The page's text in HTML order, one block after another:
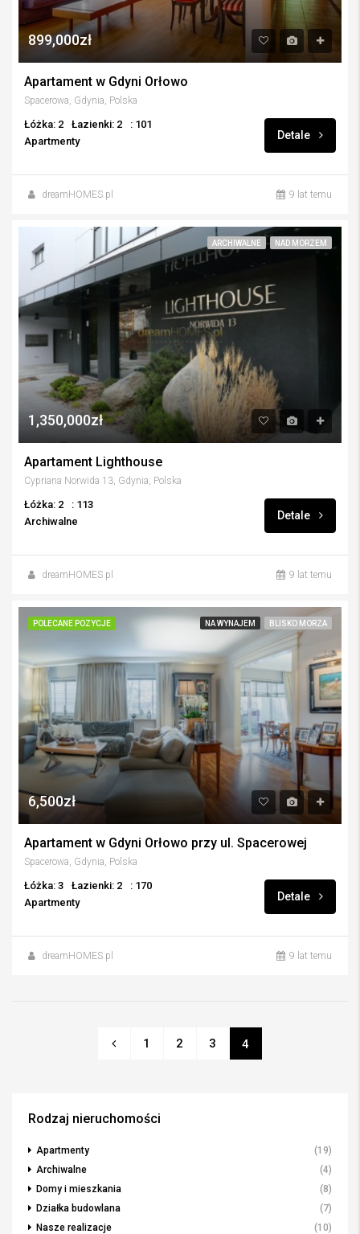
899,000zł
Apartament w Gdyni Orłowo
Spacerowa, Gdynia, Polska
Łóżka: 2 Łazienki: 2
: 101
Apartmenty
Detale
dreamHOMES.pl 9 lat temu
ARCHIWALNE NAD MORZEM
1,350,000zł
Apartament Lighthouse
Cypriana Norwida 13, Gdynia, Polska
Łóżka: 2
: 113
Archiwalne
Detale
dreamHOMES.pl 9 lat temu
POLECANE POZYCJE NA WYNAJEM BLISKO MORZA
6,500zł
Apartament w Gdyni Orłowo przy ul. Spacerowej
Spacerowa, Gdynia, Polska
Łóżka: 3 Łazienki: 2
: 170
Apartmenty
Detale
dreamHOMES.pl 9 lat temu
1 2 3 4
Rodzaj nieruchomości
Apartmenty
(19)
Archiwalne
(4)
Domy i mieszkania
(8)
Działka budowlana
(7)
Nasze realizacje
(10)